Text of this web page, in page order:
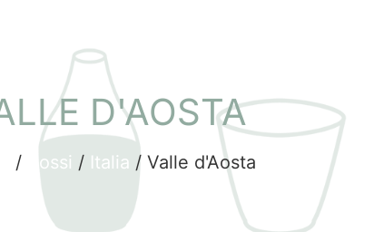
D'AOSTA
/ Rossi / Italia / Valle d'Aosta